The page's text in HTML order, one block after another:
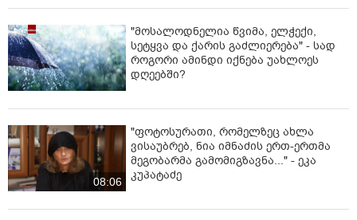
"მოსალოდნელია წვიმა, ელჭექი,
სეტყვა და ქარის გაძლიერება" - სად
როგორი ამინდი იქნება უახლოეს
დღეებში?
08:06
"ფოტოსურათი, რომელზეც ახლა
ვისაუბრებ, ნია იმნაძის ერთ-ერთმა
მეგობარმა გამომიგზავნა..." - ეკა
კუპატაძე